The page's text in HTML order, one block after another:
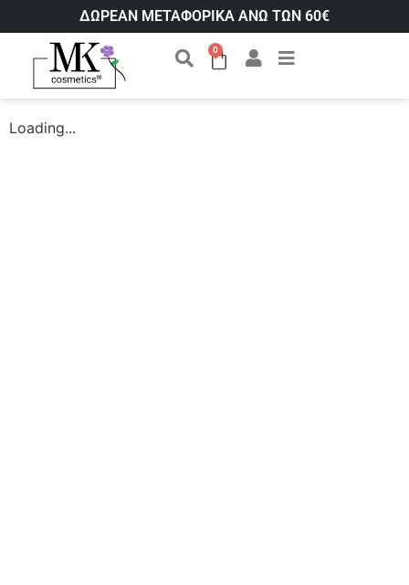
ΔΩΡΕΑΝ ΜΕΤΑΦΟΡΙΚΑ ΑΝΩ ΤΩΝ 60€
0
Loading...